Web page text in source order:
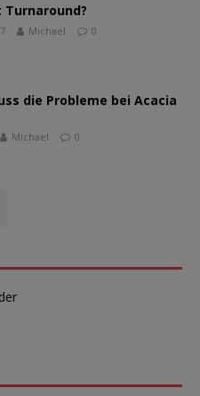
Turnaround?
Michael 0
die Probleme bei Acacia
Michael 0